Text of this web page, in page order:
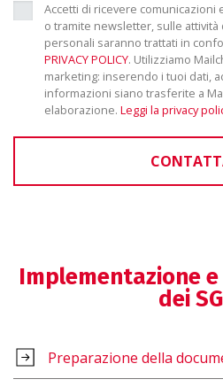
Accetti di ricevere comunicazioni
o tramite newsletter, sulle attività
personali saranno trattati in
PRIVACY POLICY. Utilizziamo
marketing: inserendo i tuoi dati,
informazioni siano trasferite a
elaborazione. Leggi la privacy
Implementazione
dei
Preparazione della